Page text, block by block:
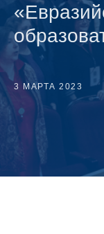
3 МАРТА 2023